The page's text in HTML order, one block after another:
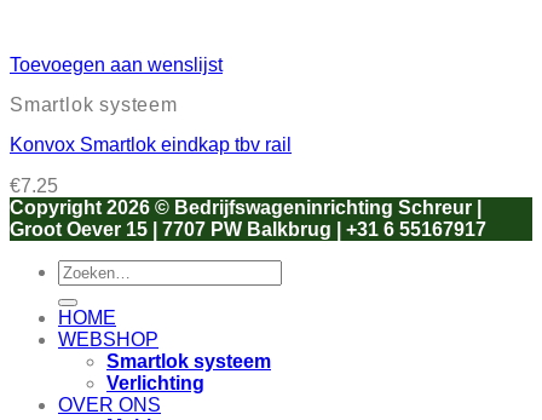
Toevoegen aan wenslijst
Smartlok systeem
Konvox Smartlok eindkap tbv rail
€7.25
Copyright 2026 © Bedrijfswageninrichting Schreur |
Groot Oever 15 | 7707 PW Balkbrug | +31 6 55167917
Zoeken
naar:
HOME
WEBSHOP
Smartlok systeem
Verlichting
OVER ONS